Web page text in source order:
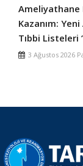
Ameliyathane
Kazanım:
Tıbbi Listeleri
3 Ağustos 2026